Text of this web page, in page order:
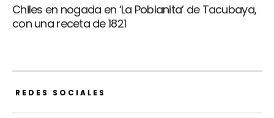
Chiles en nogada en ‘La Poblanita’ de Tacubaya,
con una receta de 1821
REDES SOCIALES